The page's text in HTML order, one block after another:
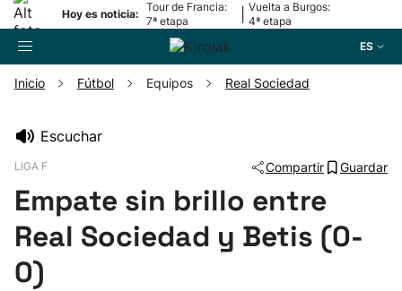
Hoy es noticia:
Tour de Francia:
7ª etapa
Vuelta a Burgos:
4ª etapa
ES
Pelota
Remo
Inicio Fútbol Equipos Real Sociedad
Escuchar
LIGA F Compartir Guardar
Empate sin brillo entre
Real Sociedad y Betis (0-
0)